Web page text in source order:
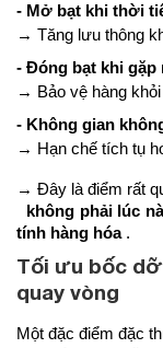
- Mở bạt khi thời
→ Tăng lưu thông
- Đóng bạt khi gặp
→ Bảo vệ hàng
- Không gian
→ Hạn chế tích tụ
→ Đây là điểm rất
không phải lúc
tính hàng hóa .
Tối ưu bốc
quay vòng
Một đặc điểm đặc